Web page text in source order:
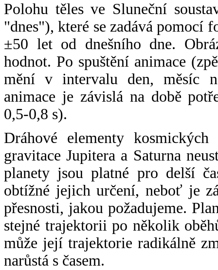
Polohu těles ve Sluneční
"dnes"), které se zadává pomocí
±50 let od dnešního dne.
hodnot. Po spuštění animace
mění v intervalu den, měsíc
animace je závislá na době
0,5-0,8 s).
Dráhové elementy
gravitace Jupitera a Saturna
planety jsou platné pro delší
obtížné jejich určení, neboť je
přesnosti, jakou požadujeme.
stejné trajektorii po několik
může její trajektorie radikálně
narůstá s časem.